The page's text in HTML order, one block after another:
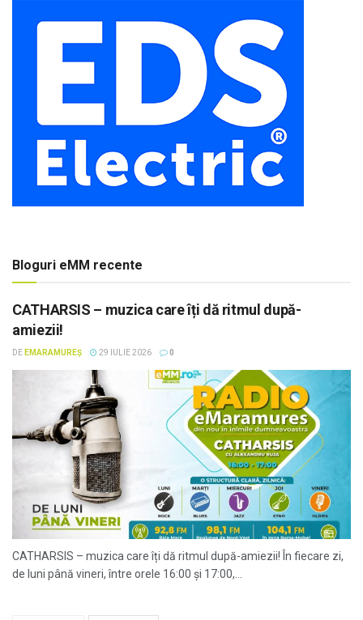
Bloguri eMM recente
CATHARSIS – muzica care îți dă ritmul după-
amiezii!
DE EMARAMUREȘ 29 IULIE 2026 0
CATHARSIS – muzica care îți dă ritmul după-amiezii! În fiecare zi,
de luni până vineri, între orele 16:00 și 17:00,...